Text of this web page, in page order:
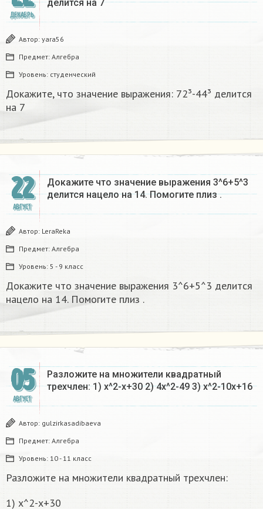
ДЕКАБРЬ
делится на 7
Автор: yara56
Предмет: Алгебра
Уровень: студенческий
Докажите, что значение выражения: 72³-44³ делится
на 7
22
АВГУСТ
Докажите что значение выражения 3^6+5^3
делится нацело на 14. Помогите плиз .
Автор: LeraReka
Предмет: Алгебра
Уровень: 5 - 9 класс
Докажите что значение выражения 3^6+5^3 делится
нацело на 14. Помогите плиз .
05
АВГУСТ
Разложите на множители квадратный
трехчлен: 1) x^2-x+30 2) 4x^2-49 3) x^2-10x+16
Автор: gulzirkasadibaeva
Предмет: Алгебра
Уровень: 10 - 11 класс
Разложите на множители квадратный трехчлен:
1) x^2-x+30